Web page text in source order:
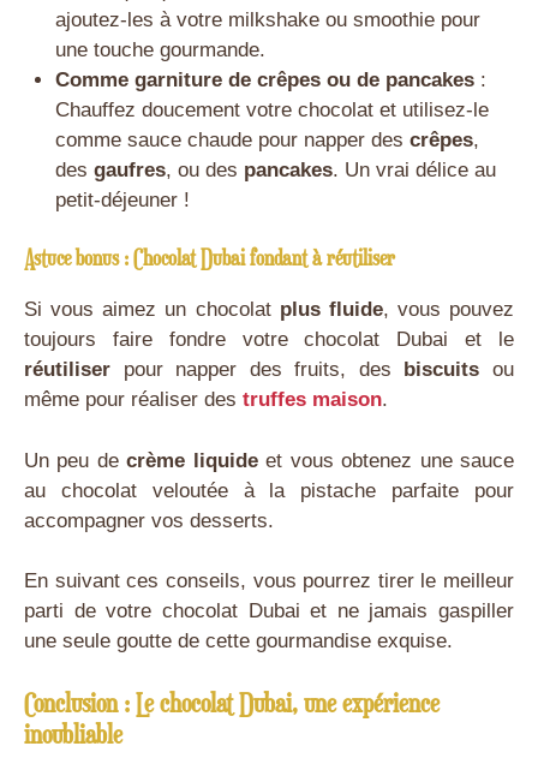
ajoutez-les à votre milkshake ou smoothie pour
une touche gourmande.
Comme garniture de crêpes ou de pancakes:
Chauffez doucement votre chocolat et utilisez-le
comme sauce chaude pour napper des crêpes,
des gaufres, ou des pancakes. Un vrai délice au
petit-déjeuner !
Astuce bonus : Chocolat Dubai fondant à réutiliser
Si vous aimez un chocolat plus fluide, vous pouvez
toujours faire fondre votre chocolat Dubai et le
réutiliser pour napper des fruits, des biscuits ou
même pour réaliser des truffes maison.
Un peu decrème liquideet vous obtenez une sauce
au chocolat veloutée à la pistache parfaite pour
accompagner vos desserts.
En suivant ces conseils, vous pourrez tirer le meilleur
parti de votre chocolat Dubai et ne jamais gaspiller
une seule goutte de cette gourmandise exquise.
Conclusion : Le chocolat Dubai, une expérience
inoubliable